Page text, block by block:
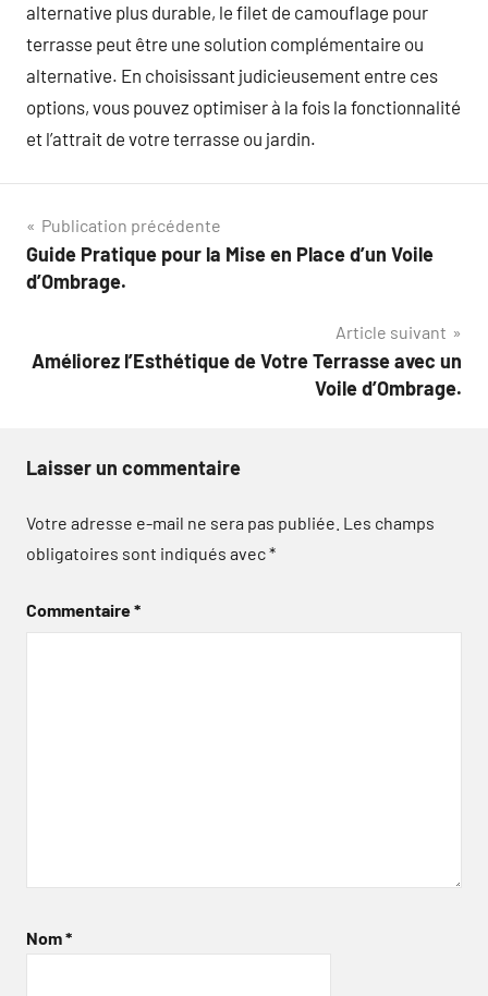
alternative plus durable, le filet de camouflage pour
terrasse peut être une solution complémentaire ou
alternative. En choisissant judicieusement entre ces
options, vous pouvez optimiser à la fois la fonctionnalité
et l’attrait de votre terrasse ou jardin.
Navigation
de
Publication précédente
Guide Pratique pour la Mise en Place d’un Voile
d’Ombrage.
Article suivant
Améliorez l’Esthétique de Votre Terrasse avec un
Voile d’Ombrage.
Laisser un commentaire
Votre adresse e-mail ne sera pas publiée. Les champs
obligatoires sont indiqués avec*
Commentaire*
Nom*